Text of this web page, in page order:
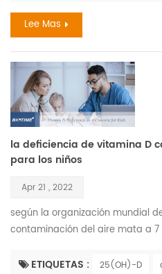
Lee Mas
la deficiencia de vitamina D
para los niños
Apr 21 , 2022
según la organización mundial
contaminación del aire mata a
que han estado expuestos a
ETIQUETAS : 25(OH)-D